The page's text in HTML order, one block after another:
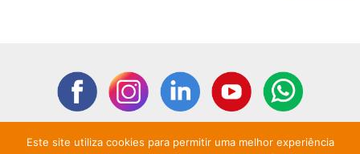
Este site utiliza cookies para permitir uma melhor experiência